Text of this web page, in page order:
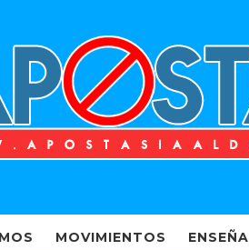
MOVIMIENTOS